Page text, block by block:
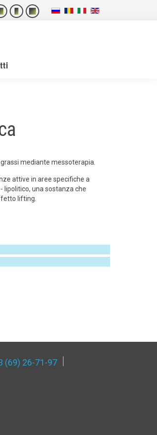
mediante messoterapia.
attive in aree specifiche a
lipolitico, una sostanza che
lifting.
(69) 26-71-97